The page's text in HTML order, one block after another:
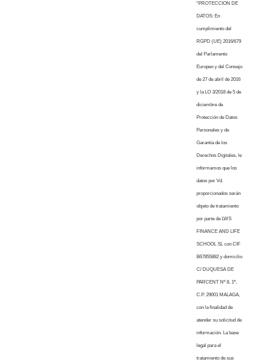
“PROTECCION DE
DATOS: En
cumplimiento del
RGPD (UE) 2016/679
del Parlamento
Europeo y del Consejo
de 27 de abril de 2016
y la LO 3/2018 de 5 de
diciembre de
Protección de Datos
Personales y de
Garantía de los
Derechos Digitales, le
informamos que los
datos por Vd.
proporcionados serán
objeto de tratamiento
por parte de LWS
FINANCE AND LIFE
SCHOOL SL con CIF
B67855882 y domicilio
C/ DUQUESA DE
PARCENT Nº 8, 1º,
C.P. 29001 MALAGA,
con la finalidad de
atender su solicitud de
información. La base
legal para el
tratamiento de sus